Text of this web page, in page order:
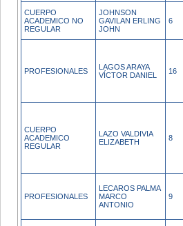
CUERPO
ACADEMICO NO
REGULAR
JOHNSON
GAVILAN ERLING
JOHN
6
PROFESIONALES
LAGOS ARAYA
VÍCTOR DANIEL
16
CUERPO
ACADEMICO
REGULAR
LAZO VALDIVIA
ELIZABETH
8
PROFESIONALES
LECAROS PALMA
MARCO
ANTONIO
9